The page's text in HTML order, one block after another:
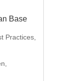
Base
Practices,